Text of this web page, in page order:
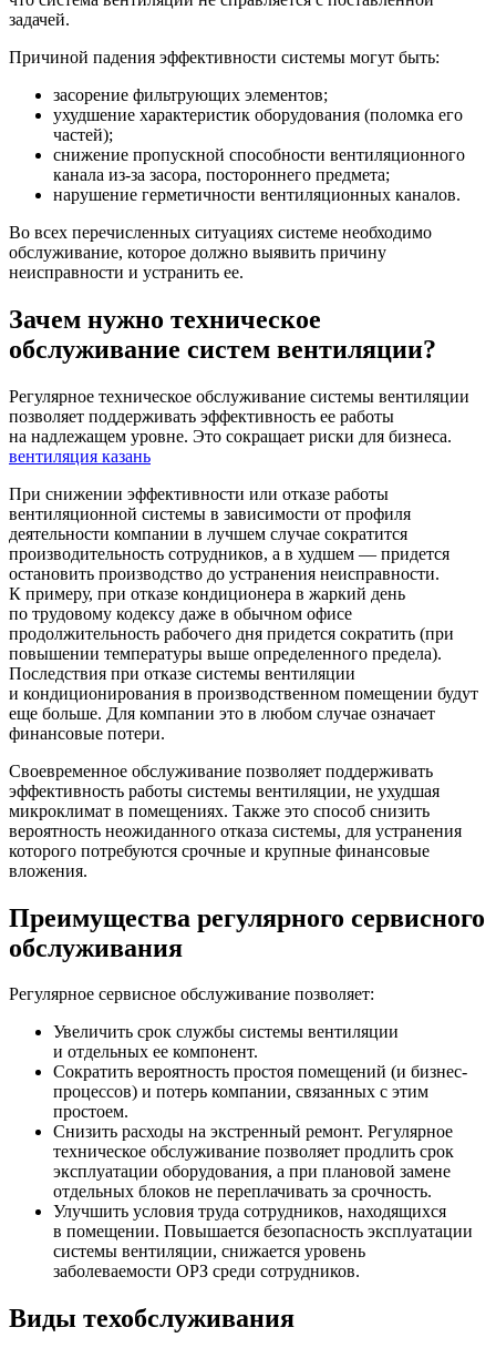
задачей.
Причиной падения эффективности системы могут быть:
засорение фильтрующих элементов;
ухудшение характеристик оборудования (поломка его
частей);
снижение пропускной способности вентиляционного
канала из-за засора, постороннего предмета;
нарушение герметичности вентиляционных каналов.
Во всех перечисленных ситуациях системе необходимо
обслуживание, которое должно выявить причину
неисправности и устранить ее.
Зачем нужно техническое
обслуживание систем вентиляции?
Регулярное техническое обслуживание системы вентиляции
позволяет поддерживать эффективность ее работы
на надлежащем уровне. Это сокращает риски для бизнеса.
вентиляция казань
При снижении эффективности или отказе работы
вентиляционной системы в зависимости от профиля
деятельности компании в лучшем случае сократится
производительность сотрудников, а в худшем — придется
остановить производство до устранения неисправности.
К примеру, при отказе кондиционера в жаркий день
по трудовому кодексу даже в обычном офисе
продолжительность рабочего дня придется сократить (при
повышении температуры выше определенного предела).
Последствия при отказе системы вентиляции
и кондиционирования в производственном помещении будут
еще больше. Для компании это в любом случае означает
финансовые потери.
Своевременное обслуживание позволяет поддерживать
эффективность работы системы вентиляции, не ухудшая
микроклимат в помещениях. Также это способ снизить
вероятность неожиданного отказа системы, для устранения
которого потребуются срочные и крупные финансовые
вложения.
Преимущества регулярного сервисного
обслуживания
Регулярное сервисное обслуживание позволяет:
Увеличить срок службы системы вентиляции
и отдельных ее компонент.
Сократить вероятность простоя помещений (и бизнес-
процессов) и потерь компании, связанных с этим
простоем.
Снизить расходы на экстренный ремонт. Регулярное
техническое обслуживание позволяет продлить срок
эксплуатации оборудования, а при плановой замене
отдельных блоков не переплачивать за срочность.
Улучшить условия труда сотрудников, находящихся
в помещении. Повышается безопасность эксплуатации
системы вентиляции, снижается уровень
заболеваемости ОРЗ среди сотрудников.
Виды техобслуживания